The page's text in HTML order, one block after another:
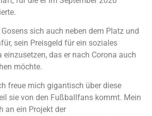
sich auch neben dem Platz und
sein Preisgeld für ein soziales
einzusetzen, das er nach Corona auch
möchte.
freue mich gigantisch über diese
sie von den Fußballfans kommt. Mein
an ein Projekt der